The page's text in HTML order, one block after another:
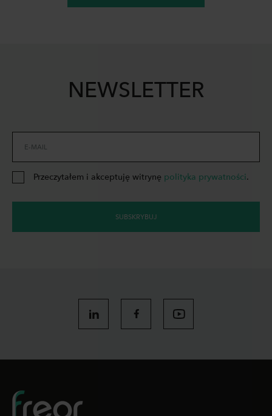
NEWSLETTER
E-MAIL
Przeczytałem i akceptuję witrynę polityka prywatności.
SUBSKRYBUJ